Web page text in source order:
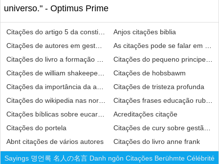
universo." - Optimus Prime
Citações do artigo 5 da constituição federal
Citações de autores em gestão de cadeia de suprimentos
Citações do livro a formação social da mente
Citações de william shakeepeae romeu e julieya em ingles
Citações da importância da aula prática no ensino de física
Citações do wikipedia nas normas da abnt
Citações bíblicas sobre eucaristia
Citações do portela
Abnt citações de vários autores
Anjos citações biblia
As citações pode se falar em
Citações do pequeno principe
Citações de hobsbawm
Citações de tristeza profunda
Citações frases educação rubem
Acreditações citaçõe
Citações de cury sobre gestão
Citações do livro anne frank
Sayings 명언록 名人の名言 Danh ngôn Citações Berühmte Célébrité